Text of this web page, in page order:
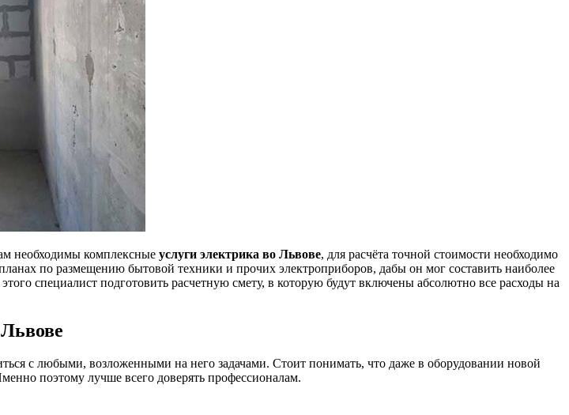
необходимы комплексные услуги электрика во Львове, для расчёта точной стоимости необходимо
по размещению бытовой техники и прочих электроприборов, дабы он мог составить наиболее
специалист подготовить расчетную смету, в которую будут включены абсолютно все расходы на
с любыми, возложенными на него задачами. Стоит понимать, что даже в оборудовании новой
поэтому лучше всего доверять профессионалам.